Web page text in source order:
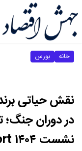
خانه بورس
نقش حیاتی
نشست Iran CMO Annual Report ۱۴۰۴